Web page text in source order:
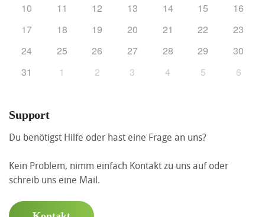
10
11 12 13 14 15
16
17
18 19 20 21 22
23
24
25 26 27 28 29
30
31
1 2 3 4 5 6
Support
Du benötigst Hilfe oder hast eine Frage an uns?
Kein Problem, nimm einfach Kontakt zu uns auf oder
schreib uns eine Mail.